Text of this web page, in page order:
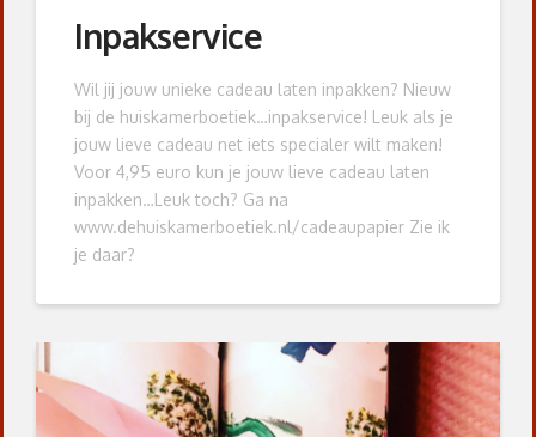
Inpakservice
Wil jij jouw unieke cadeau laten inpakken? Nieuw
bij de huiskamerboetiek…inpakservice! Leuk als je
jouw lieve cadeau net iets specialer wilt maken!
Voor 4,95 euro kun je jouw lieve cadeau laten
inpakken…Leuk toch? Ga na
www.dehuiskamerboetiek.nl/cadeaupapier Zie ik
je daar?